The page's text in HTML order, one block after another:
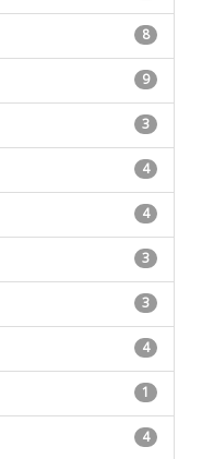
8
9
3
4
4
3
3
4
1
4